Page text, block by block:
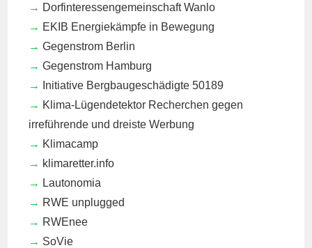
Dorfinteressengemeinschaft Wanlo
EKIB Energiekämpfe in Bewegung
Gegenstrom Berlin
Gegenstrom Hamburg
Initiative Bergbaugeschädigte 50189
Klima-Lügendetektor Recherchen gegen
irreführende und dreiste Werbung
Klimacamp
klimaretter.info
Lautonomia
RWE unplugged
RWEnee
SoVie